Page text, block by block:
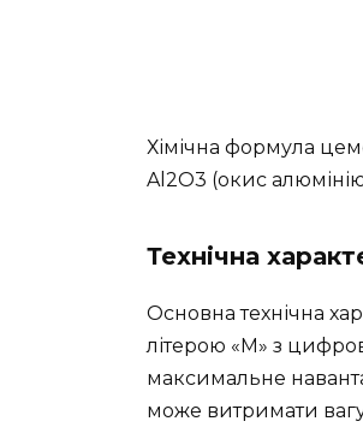
Хімічна формула
Al2О3 (окис алюмінію,
Технічна
Основна технічна
літерою «М» з
максимальне
може витримати